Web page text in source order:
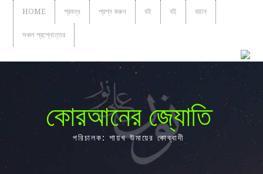
HOME প্রবন্ধ প্রশ্ন করুন বই বই বয়ান
সকল প্রশ্নোত্তর
কোরআনের জ্যোতি
পরিচালক: শায়খ উমায়ের কোব্বাদী